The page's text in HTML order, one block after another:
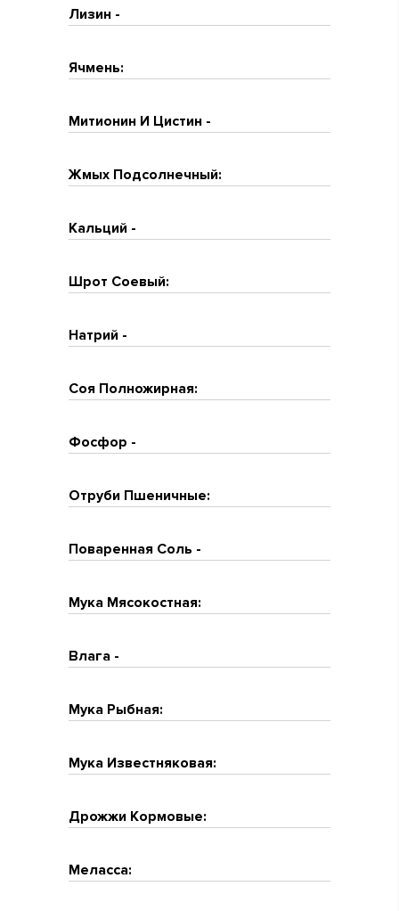
Лизин -
Ячмень:
Митионин И Цистин -
Жмых Подсолнечный:
Кальций -
Шрот Соевый:
Натрий -
Соя Полножирная:
Фосфор -
Отруби Пшеничные:
Поваренная Соль -
Мука Мясокостная:
Влага -
Мука Рыбная:
Мука Известняковая:
Дрожжи Кормовые:
Меласса: